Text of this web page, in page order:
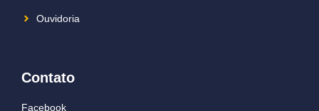
Ouvidoria
Contato
Facebook